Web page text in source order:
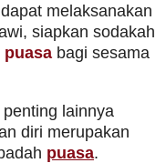
melaksanakan
siapkan sodakah
puasa bagi sesama
lainnya
diri merupakan
puasa.